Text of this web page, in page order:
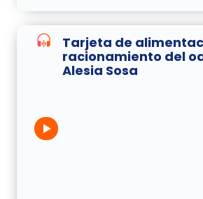
Tarjeta de
racionamiento del
Alesia Sosa